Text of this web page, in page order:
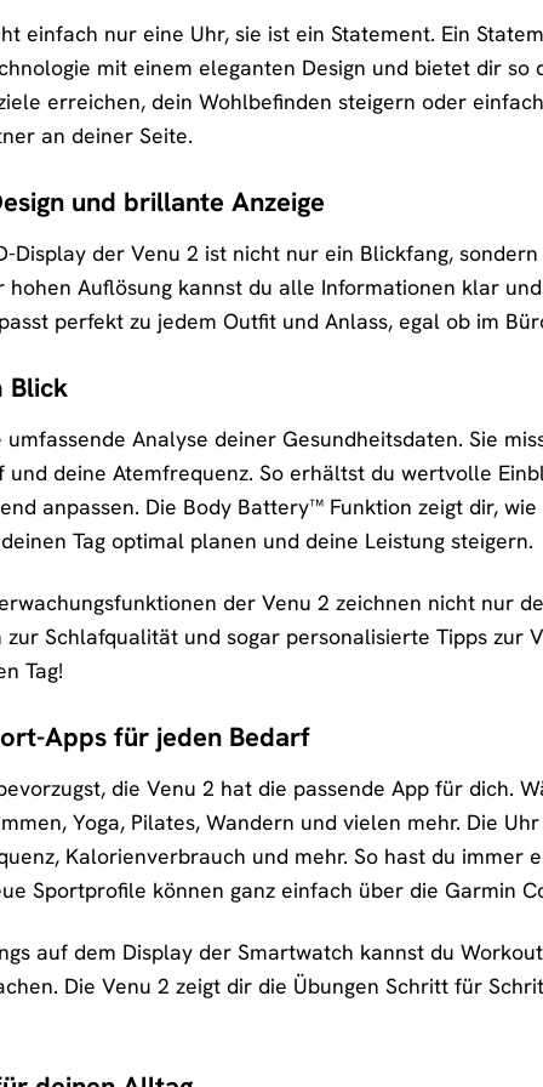
einfach nur eine Uhr, sie ist ein Statement. Ein
mit einem eleganten Design und bietet dir
erreichen, dein Wohlbefinden steigern oder
an deiner Seite.
und brillante Anzeige
Display der Venu 2 ist nicht nur ein Blickfang,
Auflösung kannst du alle Informationen klar
perfekt zu jedem Outfit und Anlass, egal ob im
Blick
Analyse deiner Gesundheitsdaten. Sie
und deine Atemfrequenz. So erhältst du wertvolle
anpassen. Die Body Battery™ Funktion zeigt dir,
Tag optimal planen und deine Leistung steigern.
der Venu 2 zeichnen nicht nur
Schlafqualität und sogar personalisierte Tipps zur
Tag!
Apps für jeden Bedarf
die Venu 2 hat die passende App für dich.
Yoga, Pilates, Wandern und vielen mehr. Die
Kalorienverbrauch und mehr. So hast du immer
Sportprofile können ganz einfach über die Garmin
auf dem Display der Smartwatch kannst du
Die Venu 2 zeigt dir die Übungen Schritt für